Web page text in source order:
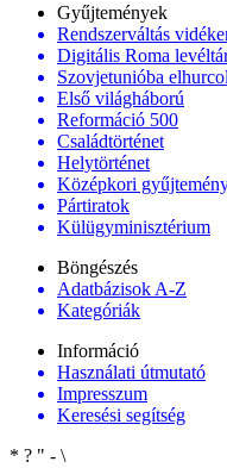
Gyűjtemények
Rendszerváltás
Digitális Roma
Szovjetunióba
Első világháború
Reformáció 500
Családtörténet
Helytörténet
Középkori
Pártiratok
Külügyminisztérium
Böngészés
Adatbázisok A-Z
Kategóriák
Információ
Használati útmutató
Impresszum
Keresési segítség
* ? " - \